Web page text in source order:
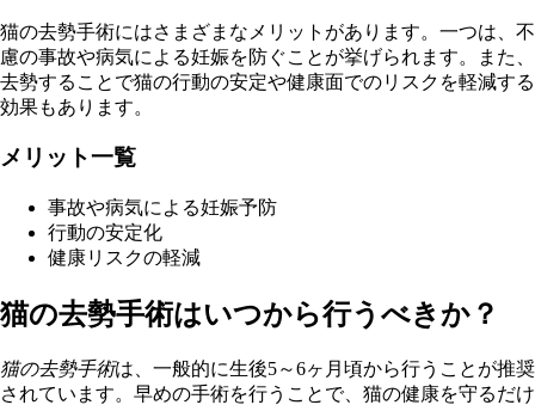
猫の去勢手術にはさまざまなメリットがあります。一つは、不
慮の事故や病気による妊娠を防ぐことが挙げられます。また、
去勢することで猫の行動の安定や健康面でのリスクを軽減する
効果もあります。
メリット一覧
事故や病気による妊娠予防
行動の安定化
健康リスクの軽減
猫の去勢手術はいつから行うべきか？
猫の去勢手術は、一般的に生後5～6ヶ月頃から行うことが推奨
されています。早めの手術を行うことで、猫の健康を守るだけ